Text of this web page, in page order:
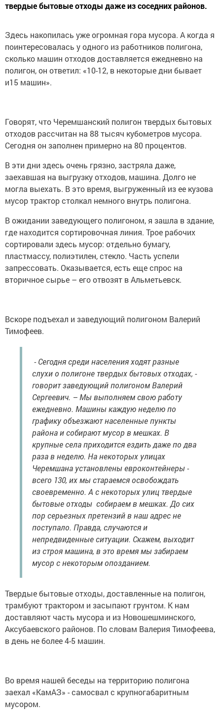
твердые бытовые отходы даже из соседних районов.
Здесь накопилась уже огромная гора мусора. А когда я
поинтересовалась у одного из работников полигона,
сколько машин отходов доставляется ежедневно на
полигон, он ответил: «10-12, в некоторые дни бывает
и15 машин».
Говорят, что Черемшанский полигон твердых бытовых
отходов рассчитан на 88 тысяч кубометров мусора.
Сегодня он заполнен примерно на 80 процентов.
В эти дни здесь очень грязно, застряла даже,
заехавшая на выгрузку отходов, машина. Долго не
могла выехать. В это время, выгруженный из ее кузова
мусор трактор столкал немного внутрь полигона.
В ожидании заведующего полигоном, я зашла в здание,
где находится сортировочная линия. Трое рабочих
сортировали здесь мусор: отдельно бумагу,
пластмассу, полиэтилен, стекло. Часть успели
запрессовать. Оказывается, есть еще спрос на
вторичное сырье – его отвозят в Альметьевск.
Вскоре подъехал и заведующий полигоном Валерий
Тимофеев.
- Сегодня среди населения ходят разные
слухи о полигоне твердых бытовых отходах, -
говорит заведующий полигоном Валерий
Сергеевич. – Мы выполняем свою работу
ежедневно. Машины каждую неделю по
графику объезжают населенные пункты
района и собирают мусор в мешках. В
крупные села приходится ездить даже по два
раза в неделю. На некоторых улицах
Черемшана установлены евроконтейнеры -
всего 130, их мы стараемся освобождать
своевременно. А с некоторых улиц твердые
бытовые отходы собираем в мешках. До сих
пор серьезных претензий в наш адрес не
поступало. Правда, случаются и
непредвиденные ситуации. Скажем, выходит
из строя машина, в это время мы забираем
мусор с некоторым опозданием.
Твердые бытовые отходы, доставленные на полигон,
трамбуют трактором и засыпают грунтом. К нам
доставляют часть мусора и из Новошешминского,
Аксубаевского районов. По словам Валерия Тимофеева,
в день не более 4-5 машин.
Во время нашей беседы на территорию полигона
заехал «КамАЗ» - самосвал с крупногабаритным
мусором.